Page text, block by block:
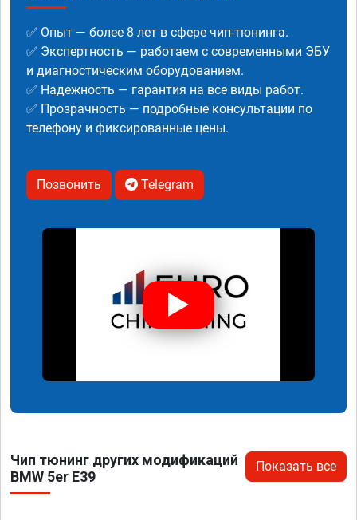
✅ Опыт — более 8 лет в сфере чип-тюнинга.
✅ Экспертность — работаем с современными ЭБУ
и диагностическим оборудованием.
✅ Надежность — гарантия на все виды работ.
✅ Прозрачность — подробные консультации по
телефону и фиксированные цены.
Позвонить Telegram
Чип тюнинг других модификаций
BMW 5er E39
Показать все